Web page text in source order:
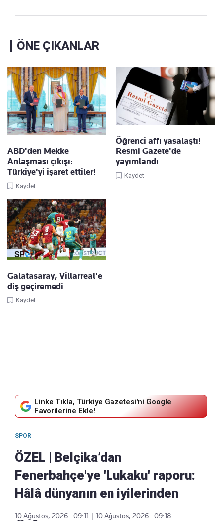
ÖNE ÇIKANLAR
ABD'den Mekke
Anlaşması çıkışı:
Türkiye'yi işaret ettiler!
Kaydet
Öğrenci affı yasalaştı!
Resmi Gazete'de
yayımlandı
Kaydet
Galatasaray, Villarreal'e
diş geçiremedi
Kaydet
Linke Tıkla, Türkiye Gazetesi'ni Google
Favorilerine Ekle!
SPOR
ÖZEL | Belçika’dan
Fenerbahçe'ye 'Lukaku' raporu:
Hâlâ dünyanın en iyilerinden
10 Ağustos, 2026 - 09:11
10 Ağustos, 2026 - 09:18